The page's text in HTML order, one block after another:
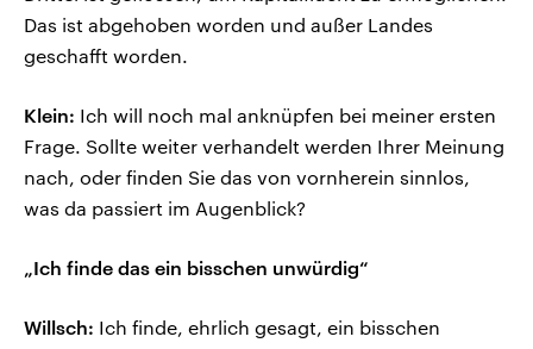
Das ist abgehoben worden und außer Landes
geschafft worden.
Klein: Ich will noch mal anknüpfen bei meiner ersten
Frage. Sollte weiter verhandelt werden Ihrer Meinung
nach, oder finden Sie das von vornherein sinnlos,
was da passiert im Augenblick?
„Ich finde das ein bisschen unwürdig“
Willsch: Ich finde, ehrlich gesagt, ein bisschen